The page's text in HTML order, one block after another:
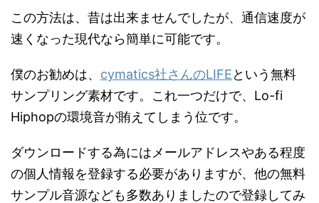
この方法は、昔は出来ませんでしたが、通信速度が
速くなった現代なら簡単に可能です。
僕のお勧めは、 cymatics社さんのLIFEという無料
サンプリング素材です。これ一つだけで、Lo-fi
Hiphopの環境音が賄えてしまう位です。
ダウンロードする為にはメールアドレスやある程度
の個人情報を登録する必要がありますが、他の無料
サンプル音源なども多数ありましたので登録してみ